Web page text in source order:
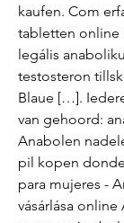
kaufen. Com
tabletten online
legális
testosteron
Blaue […].
van gehoord:
Anabolen
pil kopen
para mujeres -
vásárlása